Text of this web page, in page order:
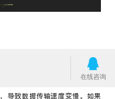
用户，或者服务器配置不足，
导致数据传输速度变慢。如果